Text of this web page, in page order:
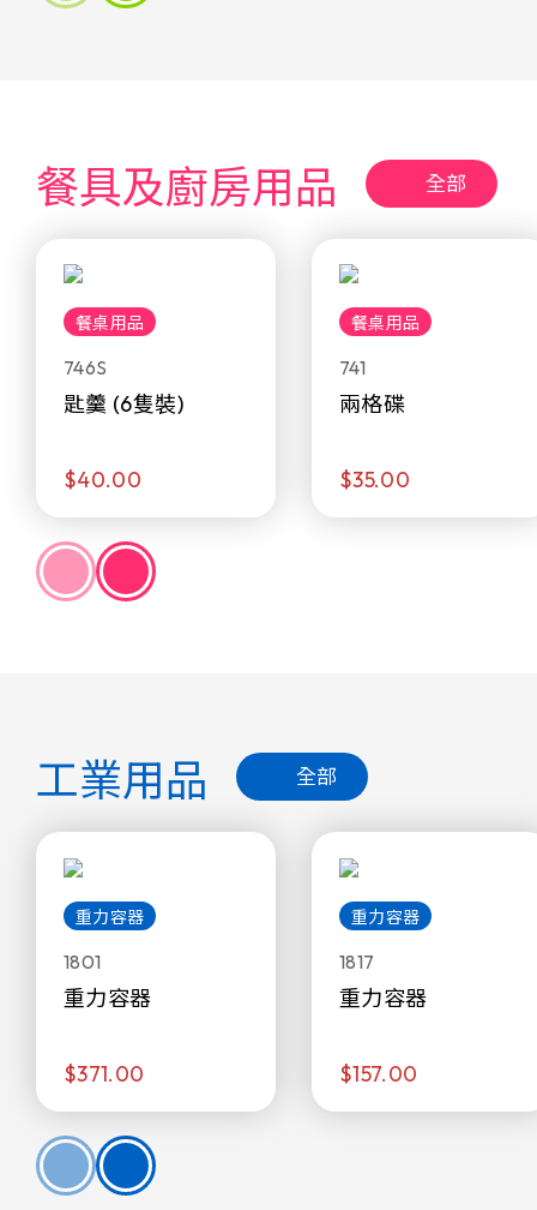
餐具及廚房用品 全部
餐桌用品
746S
匙羹 (6隻裝)
$40.00
餐桌用品
741
兩格碟
$35.00
工業用品 全部
重力容器
1801
重力容器
$371.00
重力容器
1817
重力容器
$157.00